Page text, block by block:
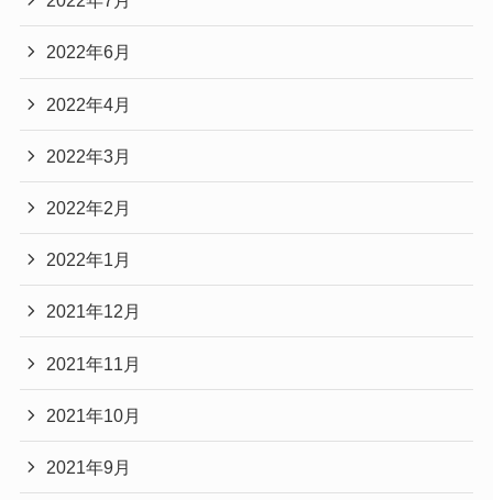
2022年6月
2022年4月
2022年3月
2022年2月
2022年1月
2021年12月
2021年11月
2021年10月
2021年9月